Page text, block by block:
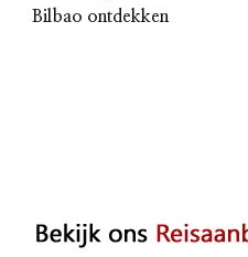
Bilbao ontdekken